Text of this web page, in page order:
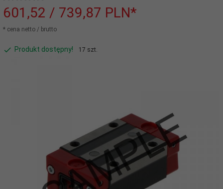
601,52 / 739,87 PLN*
* cena netto / brutto
Produkt dostępny! 17 szt.